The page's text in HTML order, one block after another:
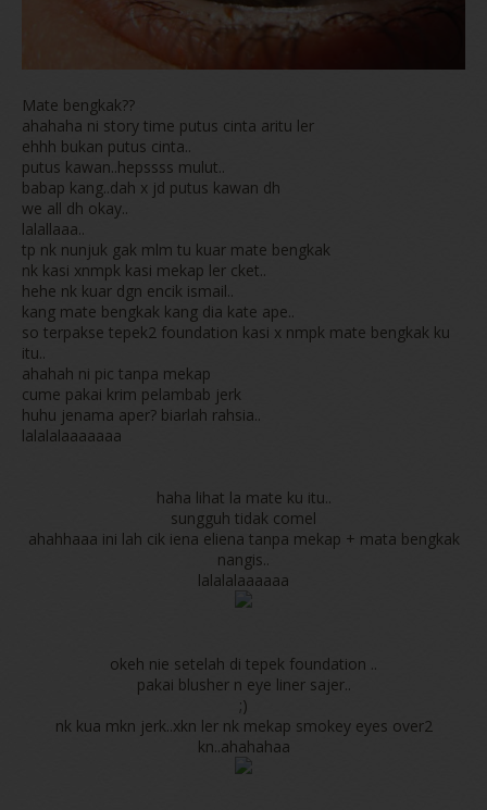
Mate bengkak??
ahahaha ni story time putus cinta aritu ler
ehhh bukan putus cinta..
putus kawan..hepssss mulut..
babap kang..dah x jd putus kawan dh
we all dh okay..
lalallaaa..
tp nk nunjuk gak mlm tu kuar mate bengkak
nk kasi xnmpk kasi mekap ler cket..
hehe nk kuar dgn encik ismail..
kang mate bengkak kang dia kate ape..
so terpakse tepek2 foundation kasi x nmpk mate bengkak ku
itu..
ahahah ni pic tanpa mekap
cume pakai krim pelambab jerk
huhu jenama aper? biarlah rahsia..
lalalalaaaaaaa
haha lihat la mate ku itu..
sungguh tidak comel
ahahhaaa ini lah cik iena eliena tanpa mekap + mata bengkak
nangis..
lalalalaaaaaa
okeh nie setelah di tepek foundation ..
pakai blusher n eye liner sajer..
;)
nk kua mkn jerk..xkn ler nk mekap smokey eyes over2
kn..ahahahaa